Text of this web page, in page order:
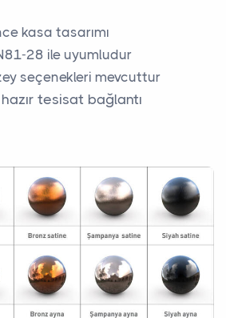
kasa tasarımı
28 ile uyumludur
seçenekleri mevcuttur
tesisat bağlantı